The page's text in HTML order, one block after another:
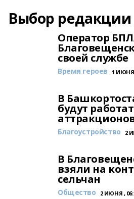
Выбор редакции
Оператор
своей службе
Время героев 1 ИЮНЯ
В
будут
Благоустройство 2
В
взяли на
сельчан
Общество 2 ИЮНЯ ,